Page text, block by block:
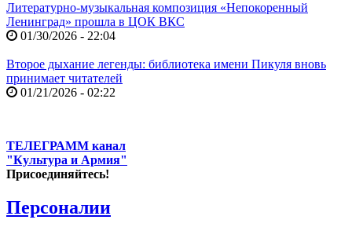
Литературно-музыкальная композиция «Непокоренный
Ленинград» прошла в ЦОК ВКС
01/30/2026 - 22:04
Второе дыхание легенды: библиотека имени Пикуля вновь
принимает читателей
01/21/2026 - 02:22
ТЕЛЕГРАММ канал
"Культура и Армия"
Присоединяйтесь!
Персоналии